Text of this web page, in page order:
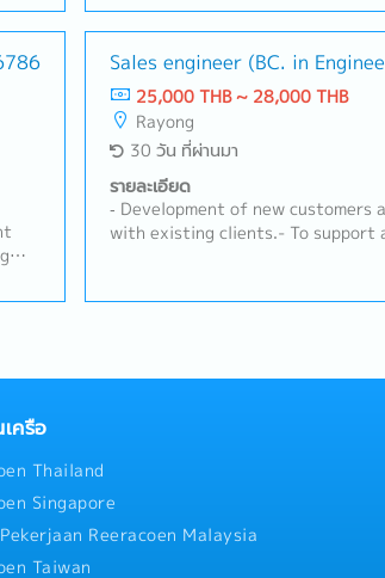
and
quotations to submit to
status, follow up on quotations,
competitiveness with the team.-
contact between customers and
current and new models).- Lead
customer cost-reduction
trends and prepare reports for
annual plans and report to
follow up on new model status.-
documentation for IATF16949
Sales engineer (BC. in
25,000 THB ~ 28,000 THB
Rayong
30 วัน ที่ผ่านมา
รายละเอียด
‐ Development of new customers
with existing clients.- To support
and support new model project.-
Discussing equipment needs and
inquiry and support the
ครือ
Thailand
Singapore
Reeracoen Malaysia
Taiwan